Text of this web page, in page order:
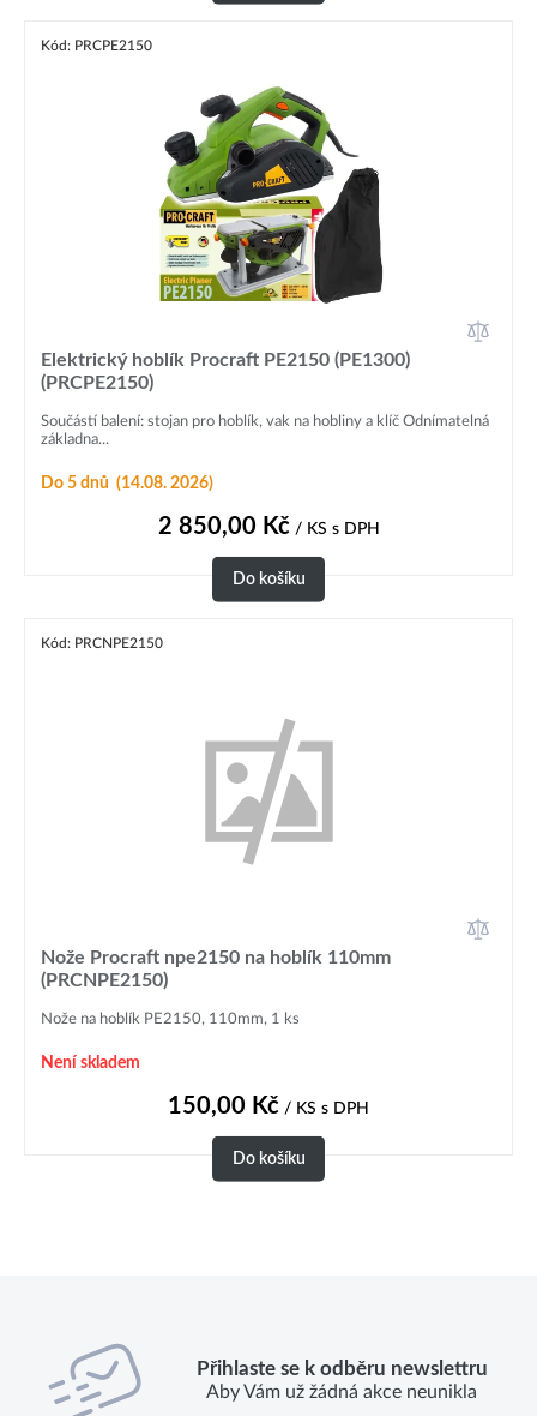
Kód: PRCPE2150
Elektrický hoblík Procraft PE2150 (PE1300)
(PRCPE2150)
Součástí balení: stojan pro hoblík, vak na hobliny a klíč Odnímatelná
základna...
Do 5 dnů (14.08. 2026)
2 850,00 Kč/ KS s DPH
Do košíku
Kód: PRCNPE2150
Nože Procraft npe2150 na hoblík 110mm
(PRCNPE2150)
Nože na hoblík PE2150, 110mm, 1 ks
Není skladem
150,00 Kč / KS s DPH
Do košíku
Přihlaste se k odběru newslettru
Aby Vám už žádná akce neunikla